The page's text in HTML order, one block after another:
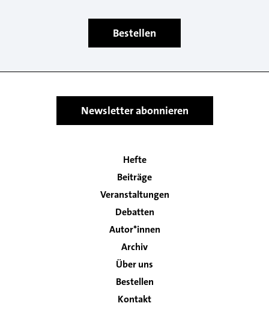
Bestellen
Main
navigation
Hefte
Beiträge
Veranstaltungen
Debatten
Autor*innen
Archiv
Über uns
Bestellen
Kontakt
Newsletter abonnieren